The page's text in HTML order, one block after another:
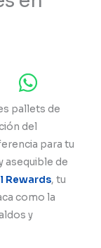
pallets de
del
para tu
asequible de
Rewards, tu
como la
y